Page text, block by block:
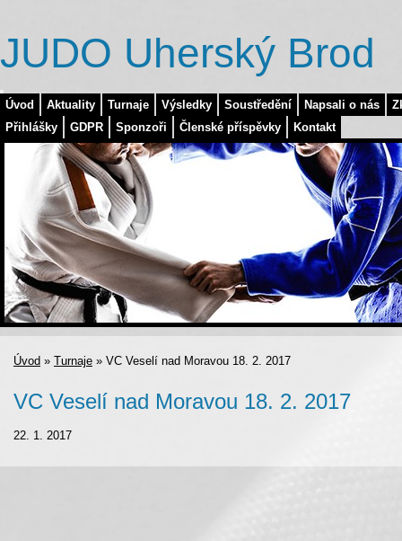
Úvod Aktuality Turnaje Výsledky Soustředění Napsali o nás
Přihlášky
GDPR Sponzoři Členské příspěvky Kontakt
JUDO Uherský Brod
Úvod » Turnaje » VC Veselí nad Moravou 18. 2. 2017
VC Veselí nad Moravou 18. 2. 2017
22. 1. 2017